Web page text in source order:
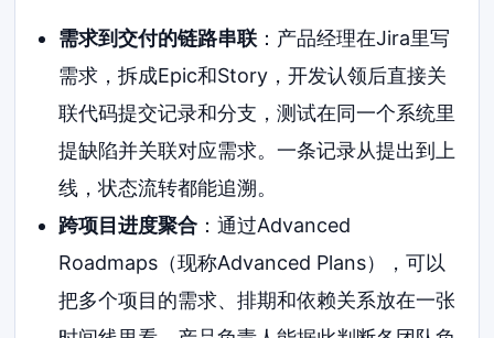
需求到交付的链路串联：产品经理在Jira里写
需求，拆成Epic和Story，开发认领后直接关
联代码提交记录和分支，测试在同一个系统里
提缺陷并关联对应需求。一条记录从提出到上
线，状态流转都能追溯。
跨项目进度聚合：通过Advanced
Roadmaps（现称Advanced Plans），可以
把多个项目的需求、排期和依赖关系放在一张